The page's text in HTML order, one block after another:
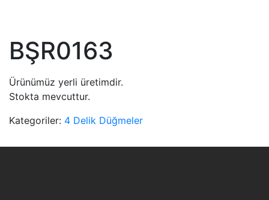
BŞR0163
Ürünümüz yerli üretimdir.
Stokta mevcuttur.
Kategoriler: 4 Delik Düğmeler